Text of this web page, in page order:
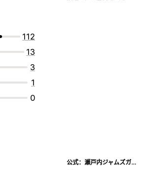
112
13
3
1
0
公式：瀬戸内ジャムズガーデンオンラインブティック